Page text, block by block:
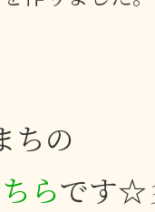
ちの
らです☆